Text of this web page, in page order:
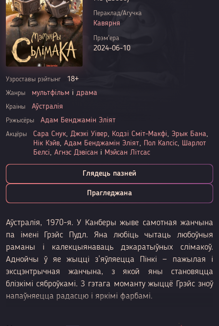
Пераклад/Агучка
Кавярня
Прэм'ера
2024-06-10
Узроставы рэйтынг 18+
Жанры мультфільм і драма
Краіны Аўстралія
Рэжысёры Адам Бенджамін Эліят
Акцёры Сара Снук, Джэкі Уівер, Кодзі Сміт-Макфі, Эрык Бана,
Нік Кэйв, Адам Бенджамін Эліят, Пол Капсіс, Шарлот
Белсі, Агнэс Дэвісан і Мэйсан Літсас
Глядець пазней
Прагледжана
Аўстралія, 1970-я. У Канберы жыве самотная жанчына
па імені Грэйс Пудл. Яна любіць чытаць любоўныя
раманы і калекцыянаваць дэкаратыўных слімакоў.
Аднойчы ў яе жыцці з’яўляецца Пінкі — пажылая і
эксцэнтрычная жанчына, з якой яны становяцца
блізкімі сяброўкамі. З гэтага моманту жыццё Грэйс зноў
напаўняецца радасцю і яркімі фарбамі.